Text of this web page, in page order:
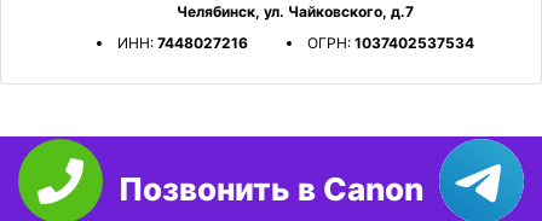
Челябинск, ул. Чайковского, д.7
ИНН: 7448027216 ОГРН: 1037402537534
Позвонить в Canon